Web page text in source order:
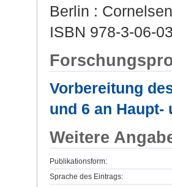
Berlin :
ISBN 978-3-06-
Vorbereitung
und 6 an Haupt-
Weitere
Publikationsform:
Sprache des Eintrags: